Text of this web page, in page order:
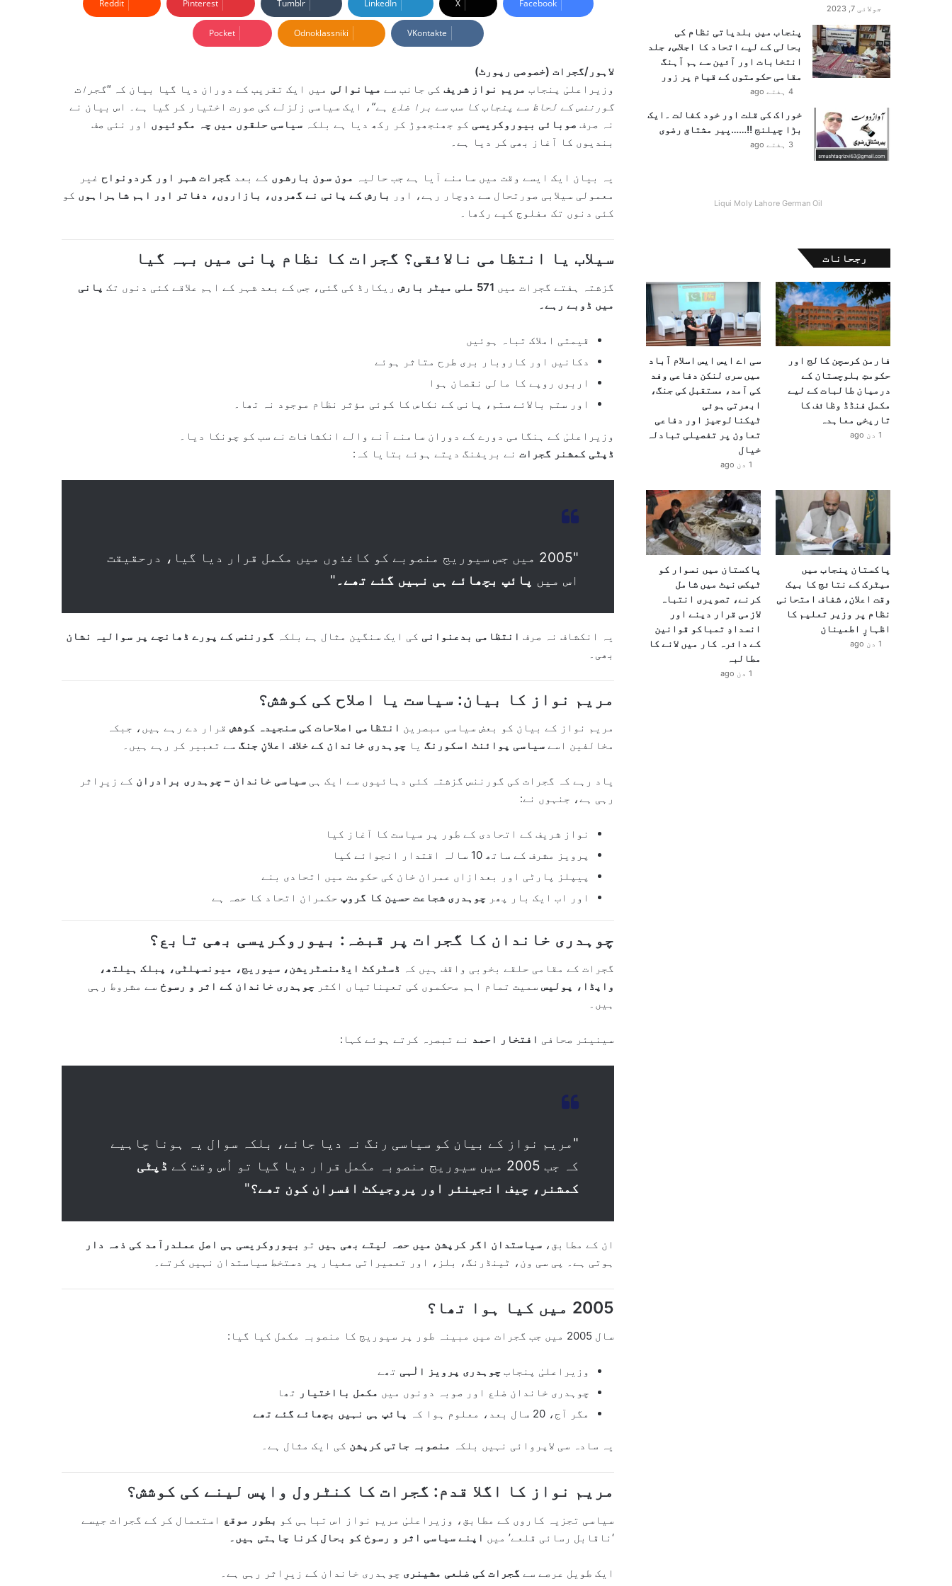
d
n
Facebook
X
LinkedIn
Tumblr
Pinterest
Reddit
VKontakte
Odnoklassniki
Pocket
لاہور/گجرات (خصوصی رپورٹ)
وزیراعلیٰ پنجاب مریم نواز شریف کی جانب سے میانوالی میں ایک تقریب کے دوران دیا گیا بیان کہ "گجرات
گورننس کے لحاظ سے پنجاب کا سب سے برا ضلع ہے” ، ایک سیاسی زلزلے کی صورت اختیار کر گیا ہے۔ اس بیان نے
نہ صرف صوبائی بیوروکریسی کو جھنجھوڑ کر رکھ دیا ہے بلکہ سیاسی حلقوں میں چہ مگوئیوں اور نئی صف
بندیوں کا آغاز بھی کر دیا ہے۔
یہ بیان ایک ایسے وقت میں سامنے آیا ہے جب حالیہ مون سون بارشوں کے بعد گجرات شہر اور گردونواح غیر
معمولی سیلابی صورتحال سے دوچار رہے، اور
بارش کے پانی نے گھروں، بازاروں، دفاتر اور اہم شاہراہوں کو
کئی دنوں تک مفلوج کیے رکھا۔
سیلاب یا انتظامی نالائقی؟ گجرات کا نظام پانی میں بہہ گیا
گزشتہ ہفتے گجرات میں 571 ملی میٹر بارش ریکارڈ کی گئی، جس کے بعد شہر کے اہم علاقے کئی دنوں تک پانی
میں ڈوبے رہے۔
قیمتی املاک تباہ ہوئیں
دکانیں اور کاروبار بری طرح متاثر ہوئے
اربوں روپے کا مالی نقصان ہوا
اور ستم بالائے ستم، پانی کے نکاس کا کوئی مؤثر نظام موجود نہ تھا۔
وزیراعلیٰ کے ہنگامی دورے کے دوران سامنے آنے والے انکشافات نے سب کو چونکا دیا۔
ڈپٹی کمشنر گجرات نے بریفنگ دیتے ہوئے بتایا کہ:
"2005 میں جس سیوریج منصوبے کو کاغذوں میں مکمل قرار دیا گیا، درحقیقت
اس میں پائپ بچھائے ہی نہیں گئے تھے۔"
یہ انکشاف نہ صرف انتظامی بدعنوانی کی ایک سنگین مثال ہے بلکہ گورننس کے پورے ڈھانچے پر سوالیہ نشان
بھی۔
مریم نواز کا بیان: سیاست یا اصلاح کی کوشش؟
مریم نواز کے بیان کو بعض سیاسی مبصرین انتظامی اصلاحات کی سنجیدہ کوشش قرار دے رہے ہیں، جبکہ
مخالفین اسے سیاسی پوائنٹ اسکورنگ یا چوہدری خاندان کے خلاف اعلانِ جنگ سے تعبیر کر رہے ہیں۔
یاد رہے کہ گجرات کی گورننس گزشتہ کئی دہائیوں سے ایک ہی سیاسی خاندان – چوہدری برادران کے زیرِاثر
رہی ہے، جنہوں نے:
نواز شریف کے اتحادی کے طور پر سیاست کا آغاز کیا
پرویز مشرف کے ساتھ 10 سالہ اقتدار انجوائے کیا
پیپلز پارٹی اور بعدازاں عمران خان کی حکومت میں اتحادی بنے
اور اب ایک بار پھر چوہدری شجاعت حسین کا گروپ حکمران اتحاد کا حصہ ہے
چوہدری خاندان کا گجرات پر قبضہ: بیوروکریسی بھی تابع؟
گجرات کے مقامی حلقے بخوبی واقف ہیں کہ
ڈسٹرکٹ ایڈمنسٹریشن، سیوریج، میونسپلٹی، پبلک ہیلتھ،
واپڈا، پولیس سمیت تمام اہم محکموں کی تعیناتیاں اکثر چوہدری خاندان کے اثر و رسوخ سے مشروط رہی
ہیں۔
سینیئر صحافی افتخار احمد نے تبصرہ کرتے ہوئے کہا:
"مریم نواز کے بیان کو سیاسی رنگ نہ دیا جائے، بلکہ سوال یہ ہونا چاہیے
کہ جب 2005 میں سیوریج منصوبہ مکمل قرار دیا گیا تو اُس وقت کے
ڈپٹی
کمشنر، چیف انجینئر اور پروجیکٹ افسران کون تھے؟"
ان کے مطابق، سیاستدان اگر کرپشن میں حصہ لیتے بھی ہیں تو بیوروکریسی ہی اصل عملدرآمد کی ذمہ دار
ہوتی ہے۔ پی سی ون، ٹینڈرنگ، بلز، اور تعمیراتی معیار پر دستخط سیاستدان نہیں کرتے۔
2005 میں کیا ہوا تھا؟
سال 2005 میں جب گجرات میں مبینہ طور پر سیوریج کا منصوبہ مکمل کیا گیا:
وزیراعلیٰ پنجاب چوہدری پرویز الٰہی تھے
چوہدری خاندان ضلع اور صوبہ دونوں میں مکمل بااختیار
تھا
مگر آج، 20 سال بعد، معلوم ہوا کہ
پائپ ہی نہیں بچھائے گئے تھے
یہ سادہ سی لاپروائی نہیں بلکہ منصوبہ جاتی کرپشن کی ایک مثال ہے۔
مریم نواز کا اگلا قدم: گجرات کا کنٹرول واپس لینے کی کوشش؟
سیاسی تجزیہ کاروں کے مطابق، وزیراعلیٰ مریم نواز اس تباہی کو بطور موقع استعمال کر کے گجرات جیسے
‘ناقابل رسائی قلعے’ میں اپنے سیاسی اثر و رسوخ کو بحال کرنا چاہتی ہیں۔
ایک طویل عرصے سے گجرات کی ضلعی مشینری چوہدری خاندان کے زیرِاثر رہی ہے۔
جولائی 7, 2023
پنجاب میں بلدیاتی نظام کی
بحالی کے لیے اتحاد کا اجلاس، جلد
انتخابات اور آئین سے ہم آہنگ
مقامی حکومتوں کے قیام پر زور
4 ہفتے ago
خوراک کی قلت اور خود کفالت ۔ایک
بڑا چیلنج !!……پیر مشتاق رضوی
3 ہفتے ago
Liqui Moly Lahore German Oil
رجحانات
فارمن کرسچن کالج اور
حکومتِ بلوچستان کے
درمیان طالبات کے لیے
مکمل فنڈڈ وظائف کا
تاریخی معاہدہ
1 دن ago
سی اے ایس ایس اسلام آباد
میں سری لنکن دفاعی وفد
کی آمد، مستقبل کی جنگ،
ابھرتی ہوئی
ٹیکنالوجیز اور دفاعی
تعاون پر تفصیلی تبادلہ
خیال
1 دن ago
پاکستان پنجاب میں
میٹرک کے نتائج کا بیک
وقت اعلان، شفاف امتحانی
نظام پر وزیر تعلیم کا
اظہارِ اطمینان
1 دن ago
پاکستان میں نسوار کو
ٹیکس نیٹ میں شامل
کرنے، تصویری انتباہ
لازمی قرار دینے اور
انسدادِ تمباکو قوانین
کے دائرہ کار میں لانے کا
مطالبہ
1 دن ago